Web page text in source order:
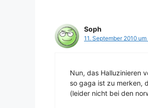
Soph
11. September 2010
Nun, das Halluzinieren
so gaga ist zu merken,
(leider nicht bei den